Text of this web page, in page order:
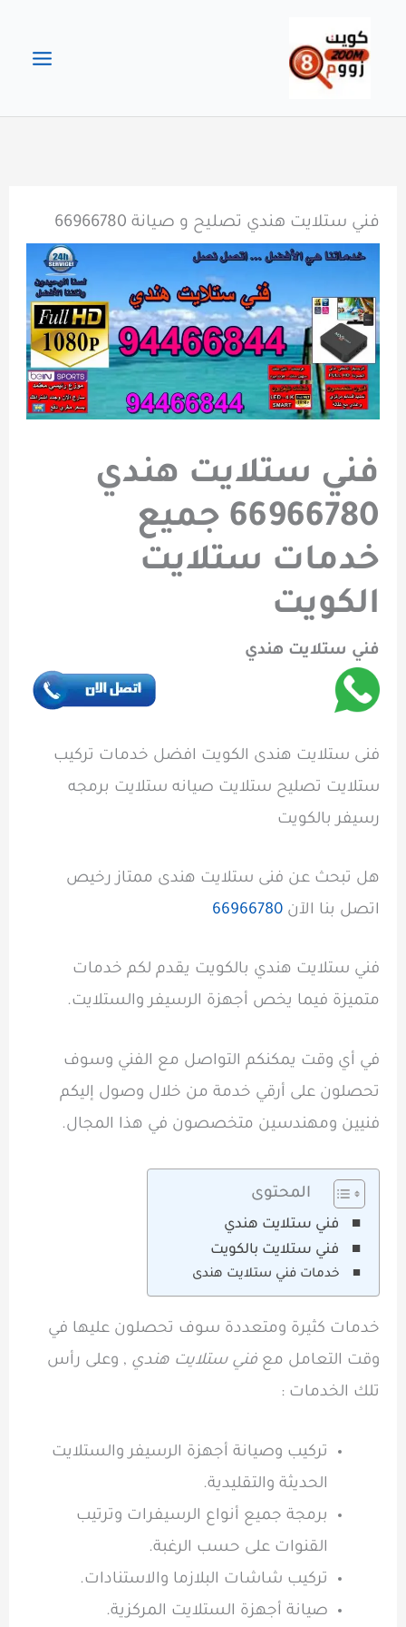
المحتوى
فني ستلايت هندي تصليح و صيانة 66966780
فني ستلايت هندي
66966780 جميع
خدمات ستلايت
الكويت
فني ستلايت هندي
فنى ستلايت هندى الكويت افضل خدمات تركيب
ستلايت تصليح ستلايت صيانه ستلايت برمجه
رسيفر بالكويت
هل تبحث عن فنى ستلايت هندى ممتاز رخيص
اتصل بنا الآن66966780
فني ستلايت هندي بالكويت يقدم لكم خدمات
متميزة فيما يخص أجهزة الرسيفر والستلايت.
في أي وقت يمكنكم التواصل مع الفني وسوف
تحصلون على أرقي خدمة من خلال وصول إليكم
فنيين ومهندسين متخصصون في هذا المجال.
المحتوى
فني ستلايت هندي
فني ستلايت بالكويت
خدمات فني ستلايت هندى
خدمات كثيرة ومتعددة سوف تحصلون عليها في
وقت التعامل معفني ستلايت هندي , وعلى رأس
تلك الخدمات :
تركيب وصيانة أجهزة الرسيفر والستلايت
الحديثة والتقليدية.
برمجة جميع أنواع الرسيفرات وترتيب
القنوات على حسب الرغبة.
تركيب شاشات البلازما والاستنادات.
صيانة أجهزة الستلايت المركزية.